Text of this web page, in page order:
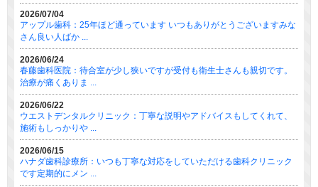
2026/07/04
アップル歯科：25年ほど通っています いつもありがとうございますみな
さん良い人ばか ...
2026/06/24
春藤歯科医院：待合室が少し狭いですが受付も衛生士さんも親切です。
治療が痛くありま ...
2026/06/22
ウエストデンタルクリニック：丁寧な説明やアドバイスもしてくれて、
施術もしっかりや ...
2026/06/15
ハナダ歯科診療所：いつも丁寧な対応をしていただける歯科クリニック
です定期的にメン ...